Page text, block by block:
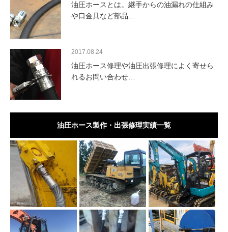
油圧ホースとは。継手からの油漏れの仕組み
や口金具など部品…
2017.08.24
油圧ホース修理や油圧出張修理によく寄せら
れるお問い合わせ…
油圧ホース製作・出張修理実績一覧